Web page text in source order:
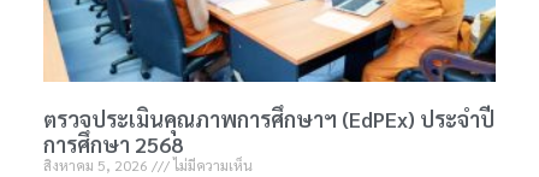
ตรวจประเมินคุณภาพการศึกษาฯ (EdPEx) ประจำปี
การศึกษา 2568
สิงหาคม 5, 2026 ไม่มีความเห็น